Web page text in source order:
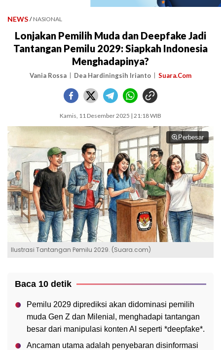
NEWS / NASIONAL
Lonjakan Pemilih Muda dan Deepfake Jadi
Tantangan Pemilu 2029: Siapkah Indonesia
Menghadapinya?
Vania Rossa Dea Hardiningsih Irianto Suara.Com
Kamis, 11 Desember 2025 | 21:18 WIB
Perbesar
Ilustrasi Tantangan Pemilu 2029. (Suara.com)
Baca 10 detik
Pemilu 2029 diprediksi akan didominasi pemilih
muda Gen Z dan Milenial, menghadapi tantangan
besar dari manipulasi konten AI seperti *deepfake*.
Ancaman utama adalah penyebaran disinformasi